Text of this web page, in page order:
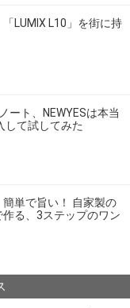
LUMIX L10」を街に持
ート、NEWYESは本当
して試してみた
簡単で旨い！ 自家製の
る、3ステップのワン